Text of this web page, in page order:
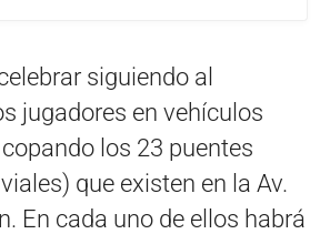
siguiendo al
jugadores en vehículos
los 23 puentes
que existen en la Av.
En cada uno de ellos habrá